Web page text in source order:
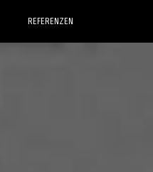
REFERENZEN